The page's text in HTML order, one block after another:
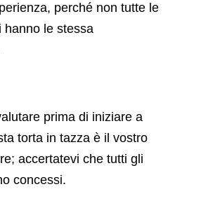
perché non tutte le
hanno le stessa
prima di iniziare a
torta in tazza è il vostro
accertatevi che tutti gli
concessi.